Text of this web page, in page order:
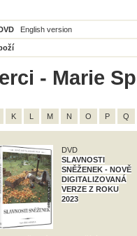
English version
- Marie
K L M N O P Q
DVD
SLAVNOSTI
SNĚŽENEK - NOVĚ
DIGITALIZOVANÁ
VERZE Z ROKU
2023